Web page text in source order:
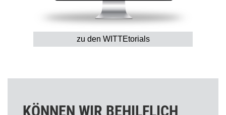
zu den WITTEtorials
KÖNNEN WIR BEHILFLICH